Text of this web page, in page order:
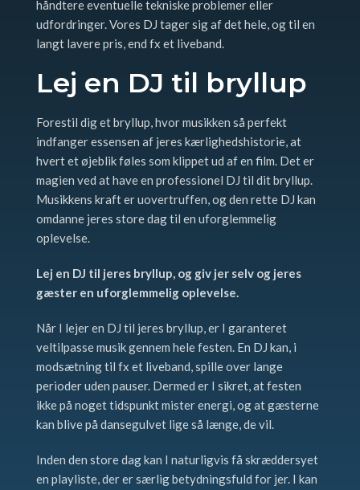
håndtere eventuelle tekniske problemer eller
udfordringer. Vores DJ tager sig af det hele, og til en
langt lavere pris, end fx et liveband.
Lej en DJ til bryllup
Forestil dig et bryllup, hvor musikken så perfekt
indfanger essensen af jeres kærlighedshistorie, at
hvert et øjeblik føles som klippet ud af en film. Det er
magien ved at have en professionel DJ til dit bryllup.
Musikkens kraft er uovertruffen, og den rette DJ kan
omdanne jeres store dag til en uforglemmelig
oplevelse.
Lej en DJ til jeres bryllup, og giv jer selv og jeres
gæster en uforglemmelig oplevelse.
Når I lejer en DJ til jeres bryllup, er I garanteret
veltilpasse musik gennem hele festen. En DJ kan, i
modsætning til fx et liveband, spille over lange
perioder uden pauser. Dermed er I sikret, at festen
ikke på noget tidspunkt mister energi, og at gæsterne
kan blive på dansegulvet lige så længe, de vil.
Inden den store dag kan I naturligvis få skræddersyet
en playliste, der er særlig betydningsfuld for jer. I kan